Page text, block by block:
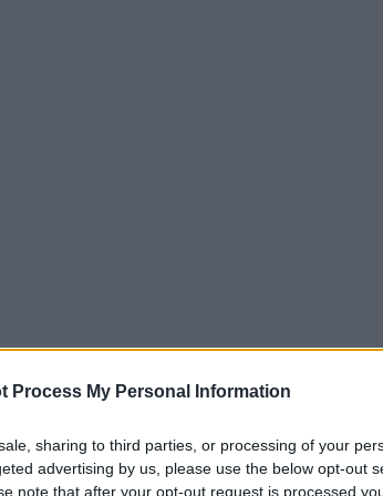
Process My Personal Information
sharing to third parties, or processing of your
advertising by us, please use the below opt-out
note that after your opt-out request is processed